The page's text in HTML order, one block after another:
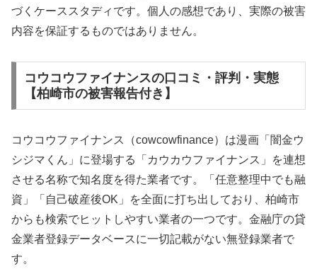
づくケーススタディです。個人の感想であり、実際の被害
内容を保証するものではありません。
コウコウファイナンスの口コミ・評判・実態
【柏崎市の被害報告付き】
コウコウファイナンス（cowcowfinance）は漫画「闇金ウ
シジマくん」に登場する「カウカウファイナンス」を連想
させる名称で知名度を得た業者です。「任意整理中でも融
資」「自己破産後OK」を全面に打ち出しており、柏崎市
からも検索でヒットしやすい業者の一つです。金融庁の貸
金業者登録データベースに一切記載がない無登録業者で
す。